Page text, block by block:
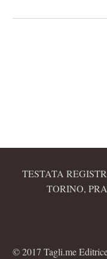
TESTATA
TORINO,
© 2017 Tagli.me